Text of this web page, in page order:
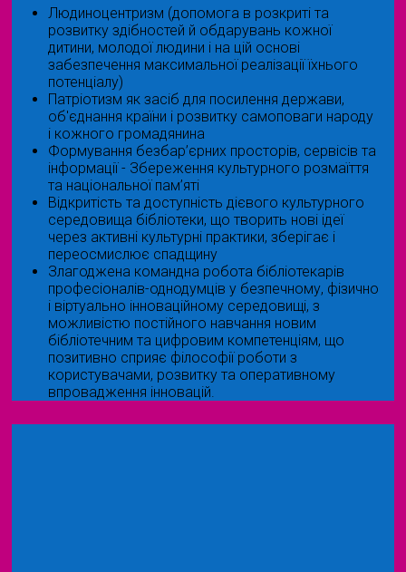
Людиноцентризм (допомога в розкриті та
розвитку здібностей й обдарувань кожної
дитини, молодої людини і на цій основі
забезпечення максимальної реалізації їхнього
потенціалу)
Патріотизм як засіб для посилення держави,
об'єднання країни і розвитку самоповаги народу
і кожного громадянина
Формування безбар’єрних просторів, сервісів та
інформації - Збереження культурного розмаїття
та національної пам’яті
Відкритість та доступність дієвого культурного
середовища бібліотеки, що творить нові ідеї
через активні культурні практики, зберігає і
переосмислює спадщину
Злагоджена командна робота бібліотекарів
професіоналів-однодумців у безпечному, фізично
і віртуально інноваційному середовищі, з
можливістю постійного навчання новим
бібліотечним та цифровим компетенціям, що
позитивно сприяє філософії роботи з
користувачами, розвитку та оперативному
впровадження інновацій.